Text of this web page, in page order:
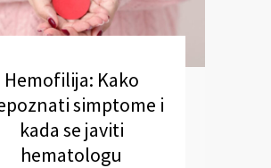
Hemofilija: Kako
simptome i
kada se javiti
hematologu